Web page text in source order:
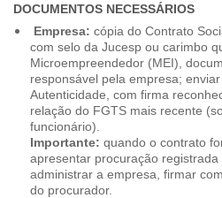
DOCUMENTOS NECESSÁRIOS
Empresa: cópia do Contrato
com selo da Jucesp ou carimbo
Microempreendedor (MEI),
responsável pela empresa;
Autenticidade, com firma
relação do FGTS mais recente
funcionário).
Importante: quando o contrato
apresentar procuração
administrar a empresa, firmar
do procurador.